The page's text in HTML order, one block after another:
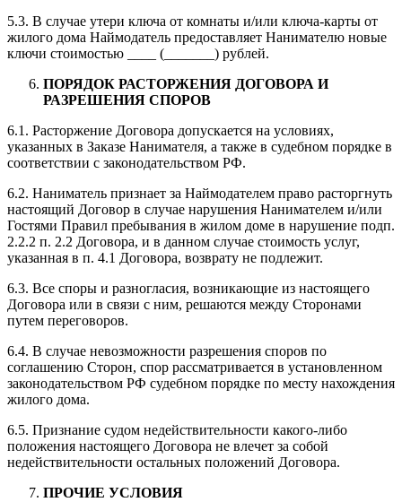
5.3. В случае утери ключа от комнаты и/или ключа-карты от
жилого дома Наймодатель предоставляет Нанимателю новые
ключи стоимостью ____ (_______) рублей.
ПОРЯДОК РАСТОРЖЕНИЯ ДОГОВОРА И
РАЗРЕШЕНИЯ СПОРОВ
6.1. Расторжение Договора допускается на условиях,
указанных в Заказе Нанимателя, а также в судебном порядке в
соответствии с законодательством РФ.
6.2. Наниматель признает за Наймодателем право расторгнуть
настоящий Договор в случае нарушения Нанимателем и/или
Гостями Правил пребывания в жилом доме в нарушение подп.
2.2.2 п. 2.2 Договора, и в данном случае стоимость услуг,
указанная в п. 4.1 Договора, возврату не подлежит.
6.3. Все споры и разногласия, возникающие из настоящего
Договора или в связи с ним, решаются между Сторонами
путем переговоров.
6.4. В случае невозможности разрешения споров по
соглашению Сторон, спор рассматривается в установленном
законодательством РФ судебном порядке по месту нахождения
жилого дома.
6.5. Признание судом недействительности какого-либо
положения настоящего Договора не влечет за собой
недействительности остальных положений Договора.
ПРОЧИЕ УСЛОВИЯ